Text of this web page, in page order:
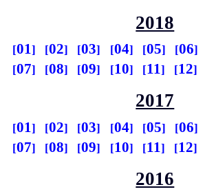
2018
01 02 03 04 05
06
07
08 09 10 11 12
2017
01 02 03 04 05
06
07
08 09 10 11 12
2016